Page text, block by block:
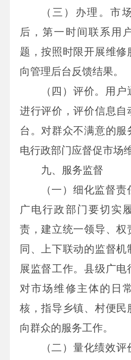
（三）办理。市
后，第一时间联系用
题，按照时限开展维修
向管理后台反馈结果。
（四）评价。用户
进行评价，评价信息自
台。对群众不满意的服
电行政部门应督促市场
九、服务监督
（一）细化监督责
广电行政部门要切实
责，建立统一领导、权
同、上下联动的监督机
展监督工作。县级广电
对市场维修主体的日
核，指导乡镇、村便民
向群众的服务工作。
（二）量化绩效评